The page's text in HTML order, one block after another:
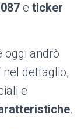
e ticker
oggi andrò
dettaglio,
e
.